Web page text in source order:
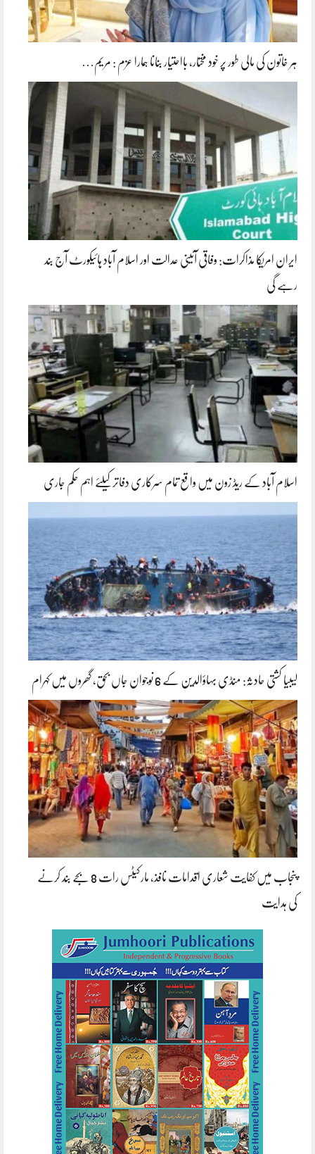
ہر خاتون کی مالی طور پر خود مختار، بااحتیار بنانا ہمارا عزم : مریم…
ایران امریکا مذاکرات: وفاقی آئینی عدالت اور اسلام آباد ہائیکورٹ آج بند
رہے گی
اسلام آباد کے ریڈ زون میں واقع تمام سرکاری دفاتر کیلئے اہم حکم جاری
لیبیا کشتی حادثہ: منڈی بہاؤالدین کے 6 نوجوان جاں بحق، گھروں میں کہرام
پنجاب میں کفایت شعاری اقدامات نافذ، مارکیٹس رات 8 بجے بند کرنے
کی ہدایت